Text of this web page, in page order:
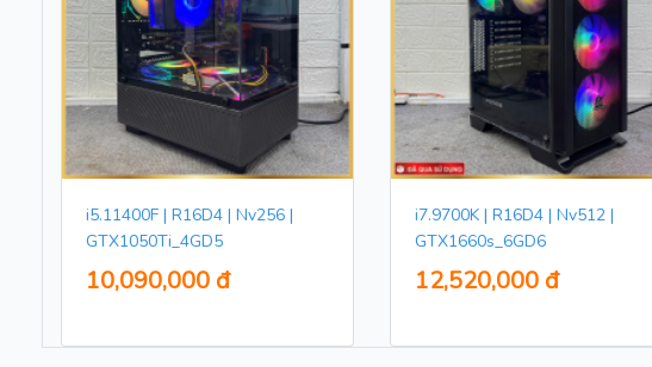
i5.11400F | R16D4 | Nv256 |
GTX1050Ti_4GD5
10,090,000 đ
i7.9700K | R16D4 | Nv512 |
GTX1660s_6GD6
12,520,000 đ